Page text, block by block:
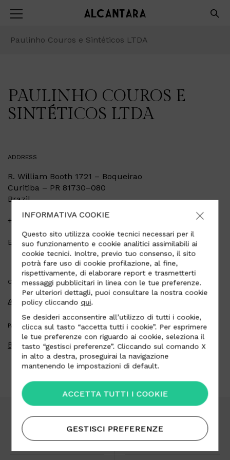
Paulinho Couros e Sintéticos LTDA
PAULINHO COUROS E
SINTÉTICOS LTDA
ADDRESS
R. William Booth 1721 – Boqueirao
Curitiba – PR 81730–080
Brazil
+55 41 30 727700
Emailcontato@paulinhocouros.com.br
CATEGORIA
Automotive
PAESE
Brasile
Area Download Lavora con noi
INFORMATIVA COOKIE
Questo sito utilizza cookie tecnici necessari per il
suo funzionamento e cookie analitici assimilabili ai
cookie tecnici. Inoltre, previo tuo consenso, il sito
potrà fare uso di cookie profilazione, al fine,
rispettivamente, di elaborare report e trasmetterti
messaggi pubblicitari in linea con le tue preferenze.
Per ulteriori dettagli, puoi consultare la nostra cookie
policy cliccando qui.
Se desideri acconsentire all’utilizzo di tutti i cookie,
clicca sul tasto “accetta tutti i cookie”. Per esprimere
le tue preferenze con riguardo ai cookie, seleziona il
tasto “gestisci preferenze”. Cliccando sul comando X
in alto a destra, proseguirai la navigazione
mantenendo le impostazioni di default.
ACCETTA TUTTI I COOKIE
GESTISCI PREFERENZE